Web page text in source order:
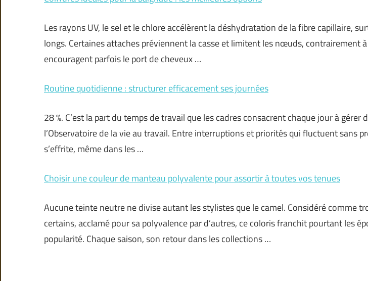
Les rayons UV, le sel et le chlore accélèrent la déshydratation de la fibre capillaire,
longs. Certaines attaches préviennent la casse et limitent les nœuds, contrairement
encouragent parfois le port de cheveux …
Routine quotidienne : structurer efficacement ses journées
28 %. C’est la part du temps de travail que les cadres consacrent chaque jour à gérer
l’Observatoire de la vie au travail. Entre interruptions et priorités qui fluctuent sans
s’effrite, même dans les …
Choisir une couleur de manteau polyvalente pour assortir à toutes vos tenues
Aucune teinte neutre ne divise autant les stylistes que le camel. Considéré comme
certains, acclamé pour sa polyvalence par d’autres, ce coloris franchit pourtant les
popularité. Chaque saison, son retour dans les collections …